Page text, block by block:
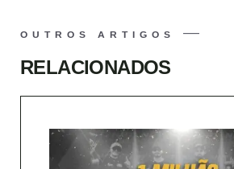
OUTROS ARTIGOS
RELACIONADOS